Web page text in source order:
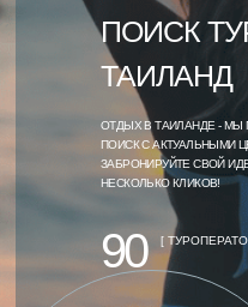
ПОИСК
ТАИЛАНД
ОТДЫХ В ТАИЛАНДЕ - МЫ
ПОИСК С АКТУАЛЬНЫМИ
ЗАБРОНИРУЙТЕ СВОЙ
НЕСКОЛЬКО КЛИКОВ!
90 [